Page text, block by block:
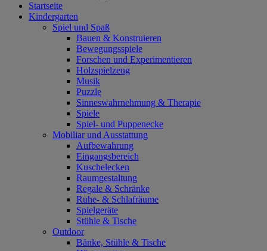
Startseite
Kindergarten
Spiel und Spaß
Bauen & Konstruieren
Bewegungsspiele
Forschen und Experimentieren
Holzspielzeug
Musik
Puzzle
Sinneswahrnehmung & Therapie
Spiele
Spiel- und Puppenecke
Mobiliar und Ausstattung
Aufbewahrung
Eingangsbereich
Kuschelecken
Raumgestaltung
Regale & Schränke
Ruhe- & Schlafräume
Spielgeräte
Stühle & Tische
Outdoor
Bänke, Stühle & Tische